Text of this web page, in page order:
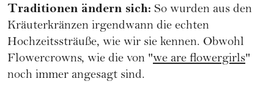
Traditionen ändern sich: So wurden aus den
Kräuterkränzen irgendwann die echten
Hochzeitssträuße, wie wir sie kennen. Obwohl
Flowercrowns, wie die von "we are flowergirls"
noch immer angesagt sind.